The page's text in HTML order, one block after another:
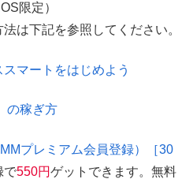
限定）
は下記を参照してください。
マートをはじめよう
の稼ぎ方
プレミアム会員登録）［30
で550円ゲットできます。無料